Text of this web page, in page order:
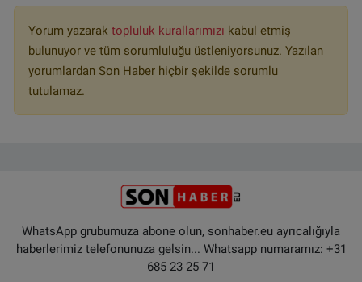
Yorum yazarak topluluk kurallarımızı kabul etmiş
bulunuyor ve tüm sorumluluğu üstleniyorsunuz. Yazılan
yorumlardan Son Haber hiçbir şekilde sorumlu
tutulamaz.
WhatsApp grubumuza abone olun, sonhaber.eu ayrıcalığıyla
haberlerimiz telefonunuza gelsin... Whatsapp numaramız: +31
685 23 25 71